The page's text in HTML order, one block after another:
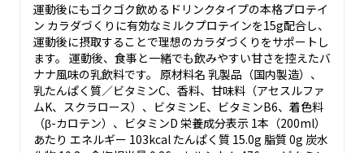
運動後にもゴクゴク飲めるドリンクタイプの本格プロテイ
ン カラダづくりに有効なミルクプロテインを15g配合し、
運動後に摂取することで理想のカラダづくりをサポートし
ます。 運動後、食事と一緒でも飲みやすい甘さを控えたバ
ナナ風味の乳飲料です。 原材料名 乳製品（国内製造）、
乳たんぱく質／ビタミンC、香料、甘味料（アセスルファ
ムK、スクラロース）、ビタミンE、ビタミンB6、着色料
（β-カロテン）、ビタミンD 栄養成分表示 1本（200ml）
あたり エネルギー 103kcal たんぱく質 15.0g 脂質 0g 炭水